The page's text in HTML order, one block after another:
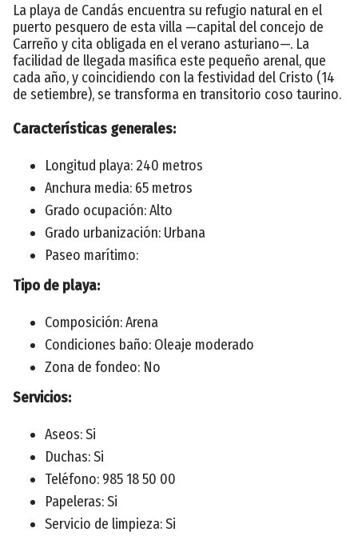
La playa de Candás encuentra su refugio natural en el
puerto pesquero de esta villa —capital del concejo de
Carreño y cita obligada en el verano asturiano—. La
facilidad de llegada masifica este pequeño arenal, que
cada año, y coincidiendo con la festividad del Cristo (14
de setiembre), se transforma en transitorio coso taurino.
Características generales:
Longitud playa: 240 metros
Anchura media: 65 metros
Grado ocupación: Alto
Grado urbanización: Urbana
Paseo marítimo:
Tipo de playa:
Composición: Arena
Condiciones baño: Oleaje moderado
Zona de fondeo: No
Servicios:
Aseos: Si
Duchas: Si
Teléfono: 985 18 50 00
Papeleras: Si
Servicio de limpieza: Si